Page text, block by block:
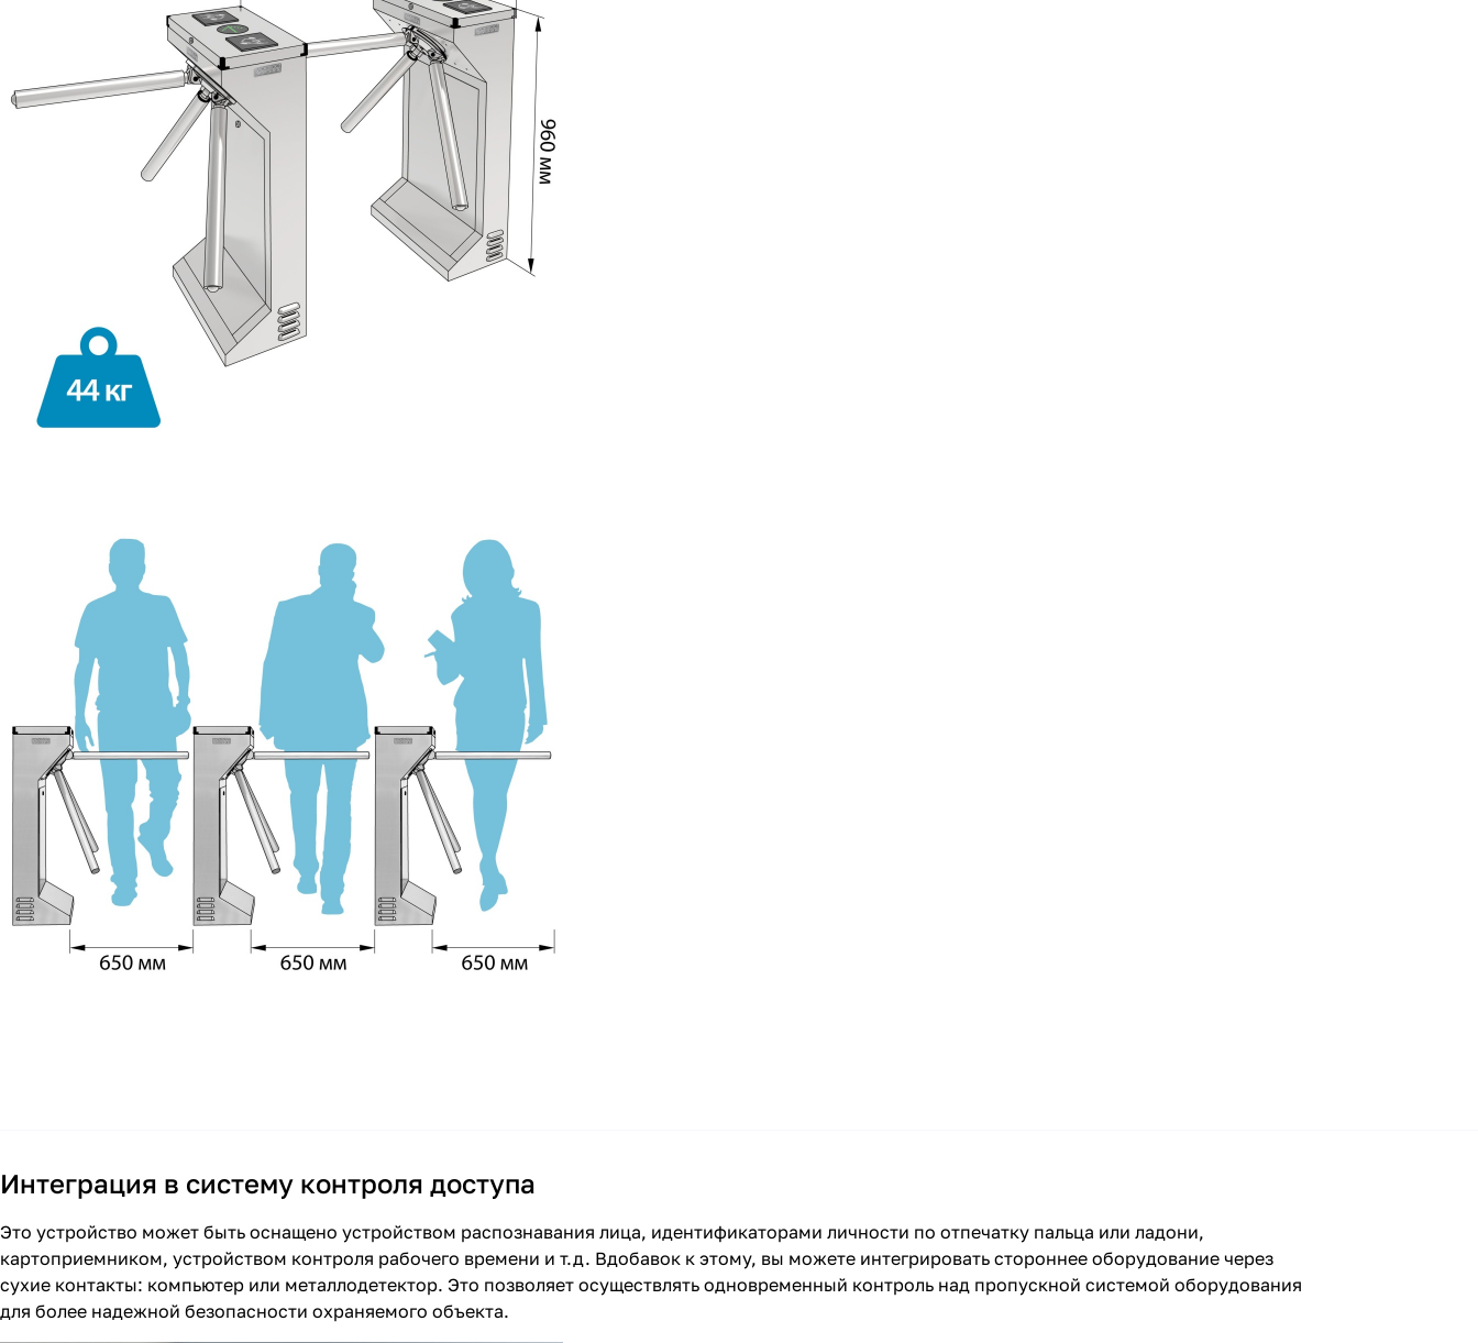
Интеграция в систему контроля доступа
Это устройство может быть оснащено устройством распознавания лица, идентификаторами личности по отпечатку пальца или ладони,
картоприемником, устройством контроля рабочего времени и т.д. Вдобавок к этому, вы можете интегрировать стороннее оборудование через
сухие контакты: компьютер или металлодетектор. Это позволяет осуществлять одновременный контроль над пропускной системой оборудования
для более надежной безопасности охраняемого объекта.